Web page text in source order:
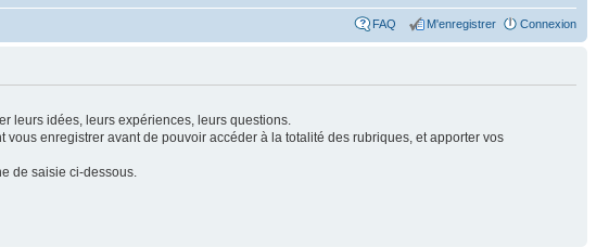
FAQ M'enregistrer Connexion
leurs idées, leurs expériences, leurs questions.
enregistrer avant de pouvoir accéder à la totalité des rubriques, et apporter vos
de saisie ci-dessous.